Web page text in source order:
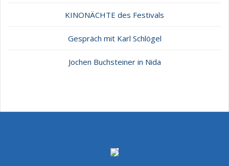
KINONÄCHTE des Festivals
Gespräch mit Karl Schlögel
Jochen Buchsteiner in Nida